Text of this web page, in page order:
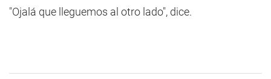
"Ojalá que lleguemos al otro lado", dice.